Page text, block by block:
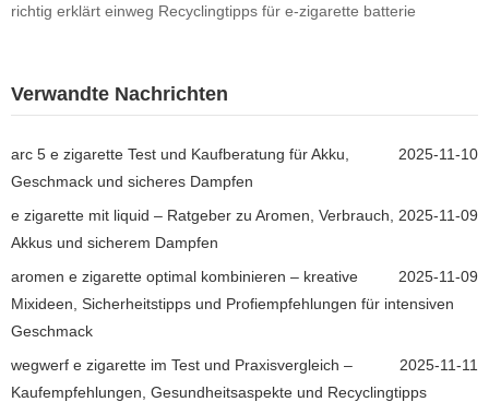
richtig erklärt einweg Recyclingtipps für e-zigarette batterie
Verwandte Nachrichten
2025-11-10
arc 5 e zigarette Test und Kaufberatung für Akku,
Geschmack und sicheres Dampfen
2025-11-09
e zigarette mit liquid – Ratgeber zu Aromen, Verbrauch,
Akkus und sicherem Dampfen
2025-11-09
aromen e zigarette optimal kombinieren – kreative
Mixideen, Sicherheitstipps und Profiempfehlungen für intensiven
Geschmack
2025-11-11
wegwerf e zigarette im Test und Praxisvergleich –
Kaufempfehlungen, Gesundheitsaspekte und Recyclingtipps